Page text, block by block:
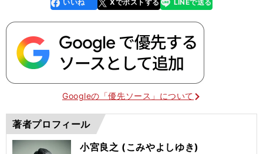
faceboo
k
いいね Xでポストする
line LINEで送る
Googleの「優先ソース」について
著者プロフィール
小宮良之 (こみやよしゆき)